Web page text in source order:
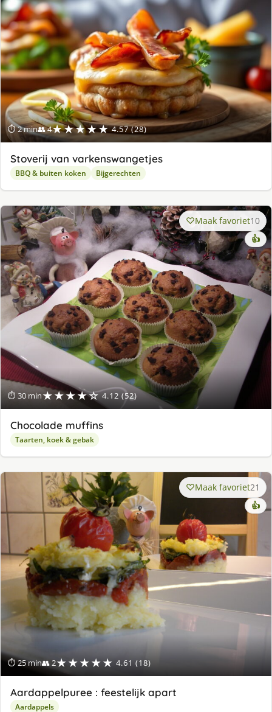
⏱ 2 min👥 4★★★★★ 4.57 (28)
Stoverij van varkenswangetjes
BBQ & buiten koken Bijgerechten
⏱ 30 min★★★★☆ 4.12 (52)
Maak favoriet10
👍
Chocolade muffins
Taarten, koek & gebak
⏱ 25 min👥 2★★★★★ 4.61 (18)
Maak favoriet21
👍
Aardappelpuree : feestelijk apart
Aardappels